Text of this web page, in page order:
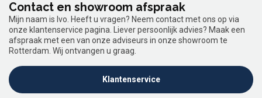
Contact en showroom afspraak
Mijn naam is Ivo. Heeft u vragen? Neem contact met ons op via
onze klantenservice pagina. Liever persoonlijk advies? Maak een
afspraak met een van onze adviseurs in onze showroom te
Rotterdam. Wij ontvangen u graag.
Klantenservice